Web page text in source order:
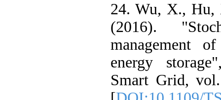
24. Wu, X.,
(2016).
energy
Smart Grid,